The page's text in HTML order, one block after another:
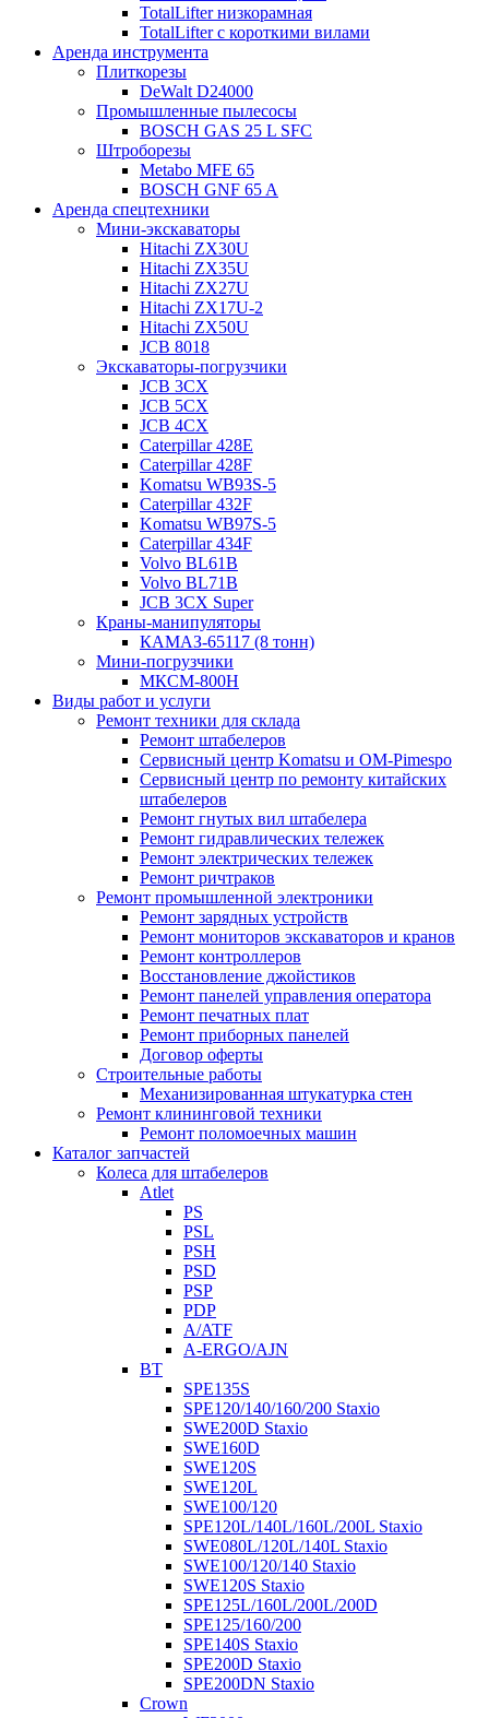
TotalLifter низкорамная
TotalLifter с короткими вилами
Аренда инструмента
Плиткорезы
DeWalt D24000
Промышленные пылесосы
BOSCH GAS 25 L SFC
Штроборезы
Metabo MFE 65
BOSCH GNF 65 A
Аренда спецтехники
Мини-экскаваторы
Hitachi ZX30U
Hitachi ZX35U
Hitachi ZX27U
Hitachi ZX17U-2
Hitachi ZX50U
JCB 8018
Экскаваторы-погрузчики
JCB 3CX
JCB 5CX
JCB 4CX
Caterpillar 428E
Caterpillar 428F
Komatsu WB93S-5
Caterpillar 432F
Komatsu WB97S-5
Caterpillar 434F
Volvo BL61B
Volvo BL71B
JCB 3CX Super
Краны-манипуляторы
КАМАЗ-65117 (8 тонн)
Мини-погрузчики
МКСМ-800H
Виды работ и услуги
Ремонт техники для склада
Ремонт штабелеров
Сервисный центр Komatsu и OM-Pimespo
Сервисный центр по ремонту китайских
штабелеров
Ремонт гнутых вил штабелера
Ремонт гидравлических тележек
Ремонт электрических тележек
Ремонт ричтраков
Ремонт промышленной электроники
Ремонт зарядных устройств
Ремонт мониторов экскаваторов и кранов
Ремонт контроллеров
Восстановление джойстиков
Ремонт панелей управления оператора
Ремонт печатных плат
Ремонт приборных панелей
Договор оферты
Строительные работы
Механизированная штукатурка стен
Ремонт клининговой техники
Ремонт поломоечных машин
Каталог запчастей
Колеса для штабелеров
Atlet
PS
PSL
PSH
PSD
PSP
PDP
A/ATF
A-ERGO/AJN
BT
SPE135S
SPE120/140/160/200 Staxio
SWE200D Staxio
SWE160D
SWE120S
SWE120L
SWE100/120
SPE120L/140L/160L/200L Staxio
SWE080L/120L/140L Staxio
SWE100/120/140 Staxio
SWE120S Staxio
SPE125L/160L/200L/200D
SPE125/160/200
SPE140S Staxio
SPE200D Staxio
SPE200DN Staxio
Crown